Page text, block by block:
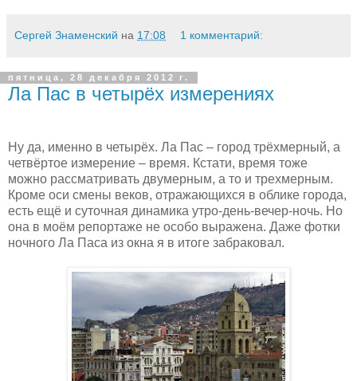
Сергей Знаменский на 17:08 1 комментарий:
пятница, 28 декабря 2012 г.
Ла Пас в четырёх измерениях
Ну да, именно в четырёх. Ла Пас – город трёхмерный, а
четвёртое измерение – время. Кстати, время тоже
можно рассматривать двумерным, а то и трехмерным.
Кроме оси смены веков, отражающихся в облике города,
есть ещё и суточная динамика утро-день-вечер-ночь. Но
она в моём репортаже не особо выражена. Даже фотки
ночного Ла Паса из окна я в итоге забраковал.